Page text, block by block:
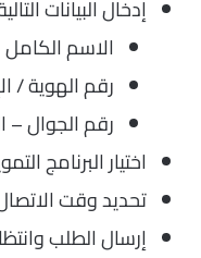
إدخال البيانات
الاسم الكامل
رقم الهوية /
رقم الجوال –
اختيار البرنامج
تحديد وقت
إرسال الطلب